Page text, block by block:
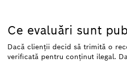
Ce evaluări sunt
Dacă clienții decid să trimită o
verificată pentru conținut ilegal.